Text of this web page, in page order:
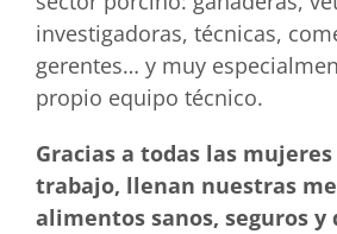
investigadoras, técnicas,
gerentes… y muy
propio equipo técnico.
Gracias a todas las
trabajo, llenan nuestras
alimentos sanos, seguros y